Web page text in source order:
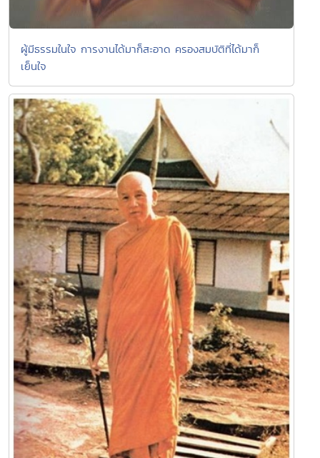
ผู้มีธรรมในใจ การงานได้มาก็สะอาด ครองสมบัติที่ได้มาก็
เย็นใจ